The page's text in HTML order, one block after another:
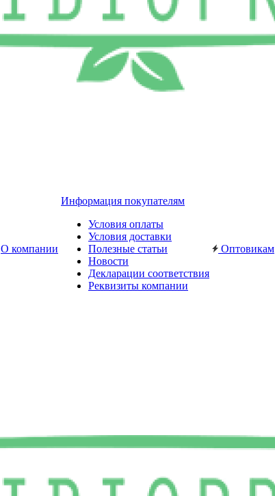
О компании
Информация покупателям
Условия оплаты
Условия доставки
Полезные статьи
Новости
Декларации соответствия
Реквизиты компании
Оптовикам